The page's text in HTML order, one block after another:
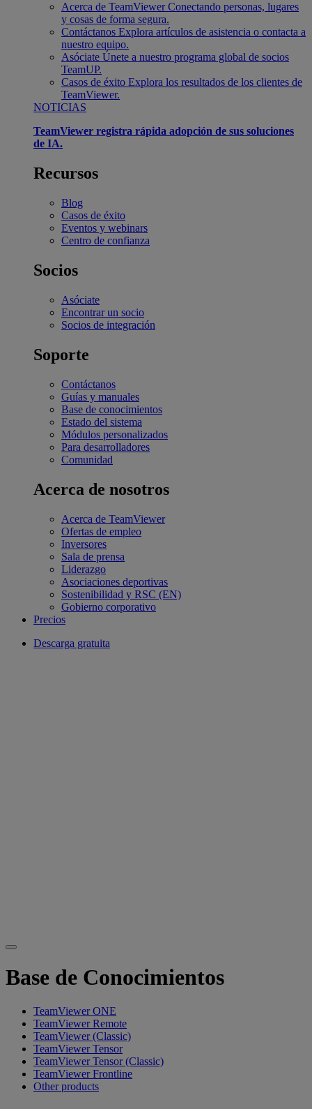
Acerca de TeamViewer Conectando personas, lugares
y cosas de forma segura.
Contáctanos Explora artículos de asistencia o contacta a
nuestro equipo.
Asóciate Únete a nuestro programa global de socios
TeamUP.
Casos de éxito Explora los resultados de los clientes de
TeamViewer.
NOTICIAS
TeamViewer registra rápida adopción de sus soluciones
de IA.
Recursos
Blog
Casos de éxito
Eventos y webinars
Centro de confianza
Socios
Asóciate
Encontrar un socio
Socios de integración
Soporte
Contáctanos
Guías y manuales
Base de conocimientos
Estado del sistema
Módulos personalizados
Para desarrolladores
Comunidad
Acerca de nosotros
Acerca de TeamViewer
Ofertas de empleo
Inversores
Sala de prensa
Liderazgo
Asociaciones deportivas
Sostenibilidad y RSC (EN)
Gobierno corporativo
Precios
Descarga gratuita
Base de Conocimientos
TeamViewer ONE
TeamViewer Remote
TeamViewer (Classic)
TeamViewer Tensor
TeamViewer Tensor (Classic)
TeamViewer Frontline
Other products